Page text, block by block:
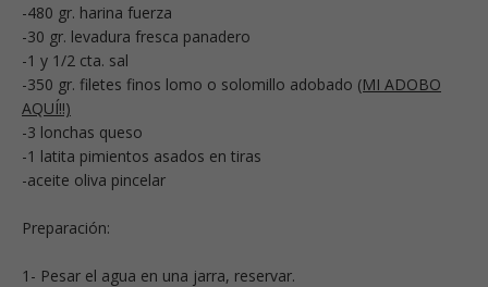
-480 gr. harina fuerza
-30 gr. levadura fresca panadero
-1 y 1/2 cta. sal
-350 gr. filetes finos lomo o solomillo adobado (MI ADOBO
AQUÍ!!)
-3 lonchas queso
-1 latita pimientos asados en tiras
-aceite oliva pincelar
Preparación:
1- Pesar el agua en una jarra, reservar.